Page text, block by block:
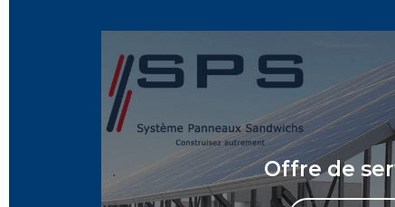
Offre de